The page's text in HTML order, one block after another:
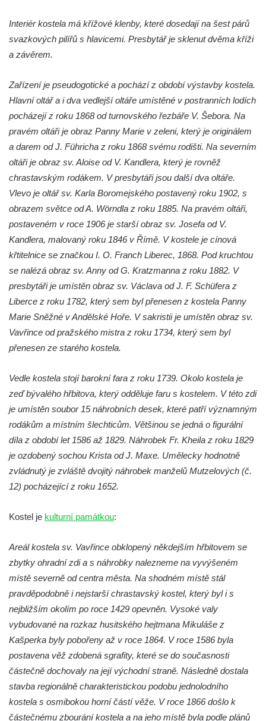
roušky pot z tváře
Křížová cesta Římov – XIX. kaple – Kristus
kříž nesoucí potkává Pannu Marii
Křížová cesta Římov – XVII. kaple – Velký
Pilát
Křížová cesta Římov – XVI. kaple – U
Herodesa
Křížová cesta Římov – XV. kaple – Malý
Pilát
Křížová cesta Římov – XIV. kaple – U
Kaifáše (U Děvečky)
Křížová cesta Římov – XII. kaple – Vodní
brána
Křížová cesta Římov – XI. kaple – Ježíš
haněn a tupen
Křížová cesta Římov – X. kaple – U
Křížová cesta Římov – IX. kaple – U
chromého žida
Křížová cesta Římov – VII. kaple – Políbení
Jidášovo
Křížová cesta Římov – VI. kaple – Olivetská
Křížová cesta Římov – V. kaple – Smutná
Křížová cesta Římov – IV. kaple – Pustá ves
Křížová cesta Římov – II. kaple – Poslední
večeře Páně
Křížová cesta Římov – I. kaple – Loučení
Ježíše s Pannou Marií
Márnice na hřbitově v Římově
Kaple v Horním Třeboníně
Interiér kostela má křížové klenby, které dosedají na šest párů
svazkových pilířů s hlavicemi. Presbytář je sklenut dvěma kříži
a závěrem.
Zařízení je pseudogotické a pochází z období výstavby kostela.
Hlavní oltář a i dva vedlejší oltáře umístěné v postranních lodích
pocházejí z roku 1868 od turnovského řezbáře V. Šebora. Na
pravém oltáři je obraz Panny Marie v zeleni, který je originálem
a darem od J. Führicha z roku 1868 svému rodišti. Na severním
oltáři je obraz sv. Aloise od V. Kandlera, který je rovněž
chrastavským rodákem. V presbytáři jsou další dva oltáře.
Vlevo je oltář sv. Karla Boromejského postavený roku 1902, s
obrazem světce od A. Wörndla z roku 1885. Na pravém oltáři,
postaveném v roce 1906 je starší obraz sv. Josefa od V.
Kandlera, malovaný roku 1846 v Římě. V kostele je cínová
křtitelnice se značkou I. O. Franch Liberec, 1868. Pod kruchtou
se nalézá obraz sv. Anny od G. Kratzmanna z roku 1882. V
presbytáři je umístěn obraz sv. Václava od J. F. Schüfera z
Liberce z roku 1782, který sem byl přenesen z kostela Panny
Marie Sněžné v Andělské Hoře. V sakristii je umístěn obraz sv.
Vavřince od pražského mistra z roku 1734, který sem byl
přenesen ze starého kostela.
Vedle kostela stojí barokní fara z roku 1739. Okolo kostela je
zeď bývalého hřbitova, který odděluje faru s kostelem. V této zdi
je umístěn soubor 15 náhrobních desek, které patří významným
rodákům a místním šlechticům. Většinou se jedná o figurální
díla z období let 1586 až 1829. Náhrobek Fr. Kheila z roku 1829
je ozdobený sochou Krista od J. Maxe. Umělecky hodnotně
zvládnutý je zvláště dvojitý náhrobek manželů Mutzelových (č.
12) pocházející z roku 1652.
Kostel je kulturní památkou:
Areál kostela sv. Vavřince obklopený někdejším hřbitovem se
zbytky ohradní zdi a s náhrobky nalezneme na vyvýšeném
místě severně od centra města. Na shodném místě stál
pravděpodobně i nejstarší chrastavský kostel, který byl i s
nejbližším okolím po roce 1429 opevněn. Vysoké valy
vybudované na rozkaz husitského hejtmana Mikuláše z
Kašperka byly pobořeny až v roce 1864. V roce 1586 byla
postavena věž zdobená sgrafity, které se do současnosti
částečně dochovaly na její východní straně. Následně dostala
stavba regionálně charakteristickou podobu jednolodního
kostela s osmibokou horní částí věže. V roce 1866 došlo k
částečnému zbourání kostela a na jeho místě byla podle plánů